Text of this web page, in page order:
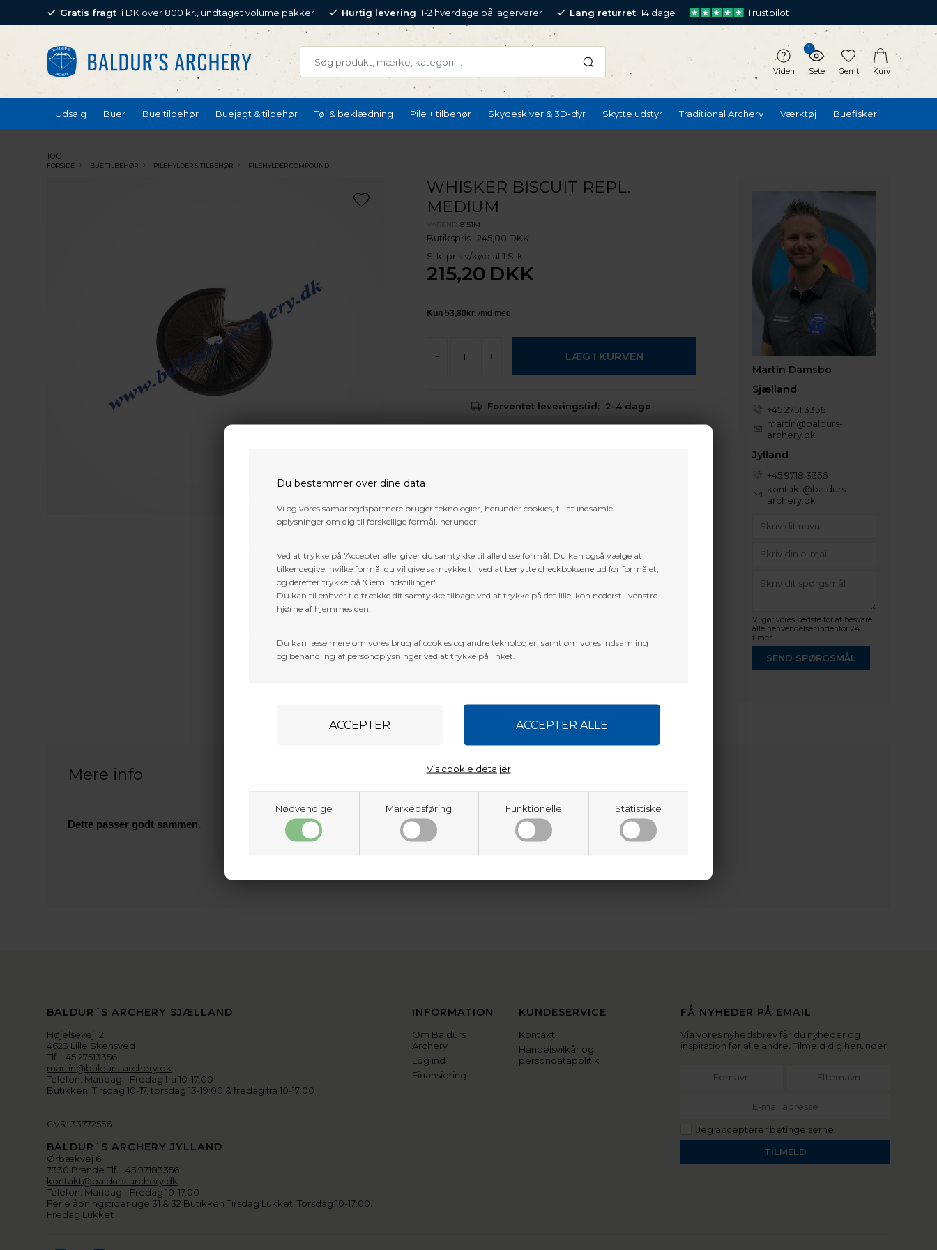
Du bestemmer over dine data
Vi og vores samarbejdspartnere bruger teknologier, herunder cookies, til at indsamle
oplysninger om dig til forskellige formål, herunder:
Ved at trykke på 'Accepter alle' giver du samtykke til alle disse formål. Du kan også vælge at
tilkendegive, hvilke formål du vil give samtykke til ved at benytte checkboksene ud for formålet,
og derefter trykke på 'Gem indstillinger'.
Du kan til enhver tid trække dit samtykke tilbage ved at trykke på det lille ikon nederst i venstre
hjørne af hjemmesiden.
Du kan læse mere om vores brug af cookies og andre teknologier, samt om vores indsamling
og behandling af personoplysninger ved at trykke på linket.
Nødvendige Markedsføring Funktionelle Statistiske
Vis cookie detaljer
Gratis fragt i DK over 800 kr., undtaget volume pakker Hurtig levering 1-2 hverdage på lagervarer Lang returret 14 dage Trustpilot
Viden
1
Sete Gemt Kurv
Udsalg Buer Bue tilbehør Buejagt & tilbehør Tøj & beklædning Pile + tilbehør Skydeskiver & 3D-dyr Skytte udstyr Traditional Archery Værktøj Buefiskeri
100
FORSIDE BUE TILBEHØR PILEHYLDER & TILBEHØR PILEHYLDER COMPOUND
WHISKER BISCUIT REPL.
MEDIUM
8151M
Butikspris 245,00 DKK
Stk. pris v/køb af 1 Stk
215,20 DKK
- +
Forventet leveringstid: 2-4 dage
Reserve hårhylde til Whisker
Martin Damsbo
Sjælland
+45 2751 3356
martin@baldurs-
archery.dk
Jylland
+45 9718 3356
kontakt@baldurs-
archery.dk
Vi gør vores bedste for at besvare
alle henvendelser indenfor 24
timer.
SEND SPØRGSMÅL
Mere info
Dette passer godt sammen.
BALDUR´S ARCHERY SJÆLLAND
Højelsevej 12
4623 Lille Skensved
Tlf. +45 27513356
martin@baldurs-archery.dk
Telefon: Mandag - Fredag fra 10-17:00
Butikken: Tirsdag 10-17, torsdag 13-19:00 & fredag fra 10-17:00
CVR: 33772556
BALDUR´S ARCHERY JYLLAND
Ørbækvej 6
7330 Brande Tlf. +45 97183356
kontakt@baldurs-archery.dk
Telefon: Mandag - Fredag 10-17.00
Ferie åbningstider uge 31 & 32 Butikken Tirsdag Lukket, Torsdag 10-17:00.
Fredag Lukket
INFORMATION
Om Baldurs
Archery
Log ind
Finansiering
KUNDESERVICE
Kontakt
Handelsvilkår og
persondatapolitik
FÅ NYHEDER PÅ EMAIL
Via vores nyhedsbrev får du nyheder og
inspiration før alle andre. Tilmeld dig herunder.
Jeg accepterer betingelserne